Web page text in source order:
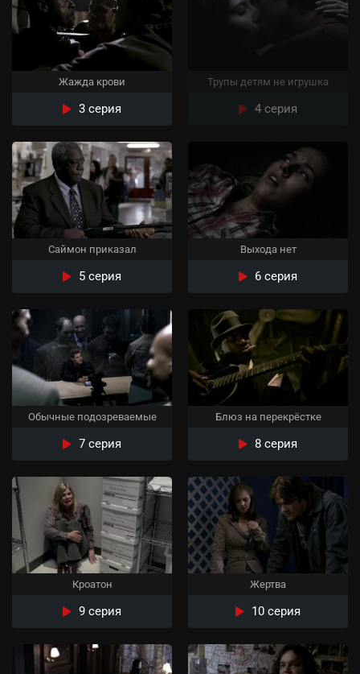
Жажда крови
3 серия
Трупы детям не игрушка
4 серия
Саймон приказал
5 серия
Выхода нет
6 серия
Обычные подозреваемые
7 серия
Блюз на перекрёстке
8 серия
Кроатон
9 серия
Жертва
10 серия